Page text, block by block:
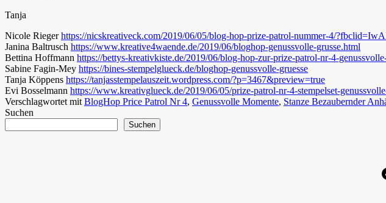
Tanja
Nicole Riegerhttps://nicskreativeck.com/2019/06/05/blog-hop-prize-patrol-nummer-4/
Janina Baltrusch https://www.kreative4waende.de/2019/06/bloghop-genussvolle-grusse.html
Bettina Hoffmann https://bettys-kreativkiste.de/2019/06/blog-hop-zur-prize-patrol-nr-4-
Sabine Fagin-Mey https://bines-stempelglueck.de/bloghop-genussvolle-gruesse
Tanja Köppens https://tanjasstempelauszeit.wordpress.com/?p=3467&preview=true
Evi Bosselmann https://www.kreativglueck.de/2019/06/05/prize-patrol-nr-4-stempelset-
Verschlagwortet mit BlogHop Price Patrol Nr 4, Genussvolle Momente, Stanze Bezaubernder
Suchen
Suchen